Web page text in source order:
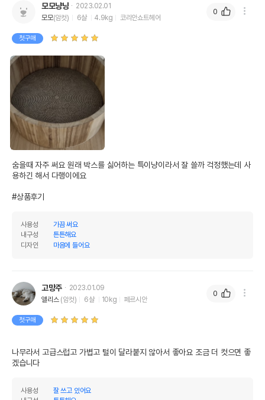
모모냥냥
2023.02.01
모모(암컷) 6살 4.9kg 코리안쇼트헤어
첫구매
숨을때 자주 써요 원래 박스를 싫어하는 특이냥이라서 잘 쓸까 걱정했는데 사
용하긴 해서 다행이에요
#상품후기
사용성
가끔 써요
내구성
튼튼해요
디자인
마음에 들어요
0
고망주
2023.01.09
앨리스 (암컷) 6살 10kg 페르시안
첫구매
나무라서 고급스럽고 가볍고 털이 달라붙지 않아서 좋아요 조금 더 컷으면 좋
겠습니다
사용성
잘 쓰고 있어요
0